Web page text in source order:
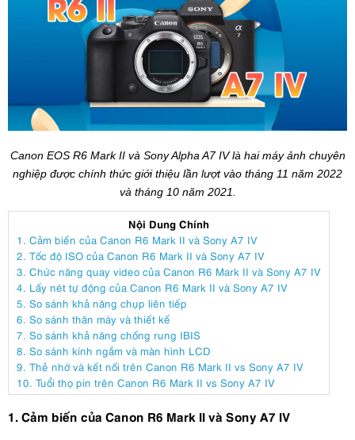
Canon EOS R6 Mark II và Sony Alpha A7 IV là hai máy ảnh chuyên
nghiệp được chính thức giới thiệu lần lượt vào tháng 11 năm 2022
và tháng 10 năm 2021.
Nội Dung Chính
1. Cảm biến của Canon R6 Mark II và Sony A7 IV
2. Tốc độ ISO của Canon R6 Mark II và Sony A7 IV
3. Chức năng quay video của Canon R6 Mark II và Sony A7 IV
4. Lấy nét tự động của Canon R6 Mark II và Sony A7 IV
5. So sánh khả năng chụp liên tiếp
6. So sánh thân máy và thiết kế
7. So sánh khả năng chống rung IBIS
8. So sánh kính ngắm và màn hình LCD
9. Thẻ nhớ và kết nối trên Canon R6 Mark II vs Sony A7 IV
10. Tuổi thọ pin trên Canon R6 Mark II vs Sony A7 IV
1. Cảm biến của Canon R6 Mark II và Sony A7 IV